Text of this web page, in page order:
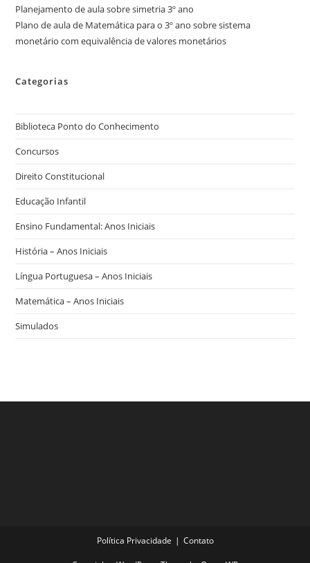
Planejamento de aula sobre simetria 3º ano
Plano de aula de Matemática para o 3º ano sobre sistema
monetário com equivalência de valores monetários
Categorias
Biblioteca Ponto do Conhecimento
Concursos
Direito Constitucional
Educação Infantil
Ensino Fundamental: Anos Iniciais
História – Anos Iniciais
Língua Portuguesa – Anos Iniciais
Matemática – Anos Iniciais
Simulados
Política Privacidade Contato